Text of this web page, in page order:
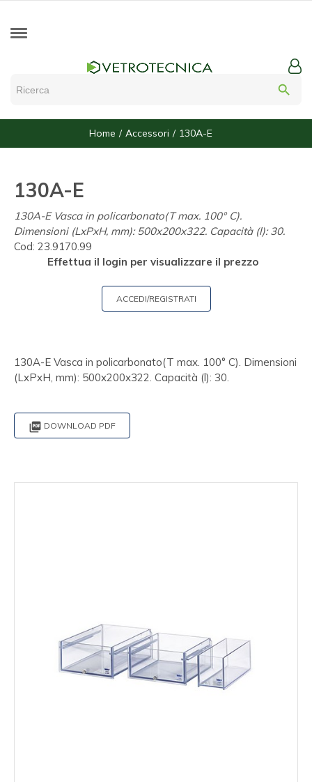
search
Home Accessori 130A-E
130A-E
130A-E Vasca in policarbonato(T max. 100° C).
Dimensioni (LxPxH, mm): 500x200x322. Capacità (l): 30.
Cod: 23.9170.99
Effettua il login per visualizzare il prezzo
ACCEDI/REGISTRATI
130A-E Vasca in policarbonato(T max. 100° C). Dimensioni
(LxPxH, mm): 500x200x322. Capacità (l): 30.
 DOWNLOAD PDF